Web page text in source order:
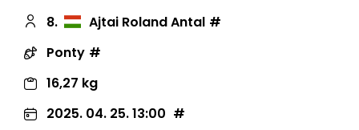
8.
Ajtai Roland Antal
Ponty
16,27 kg
2025. 04. 25. 13:00